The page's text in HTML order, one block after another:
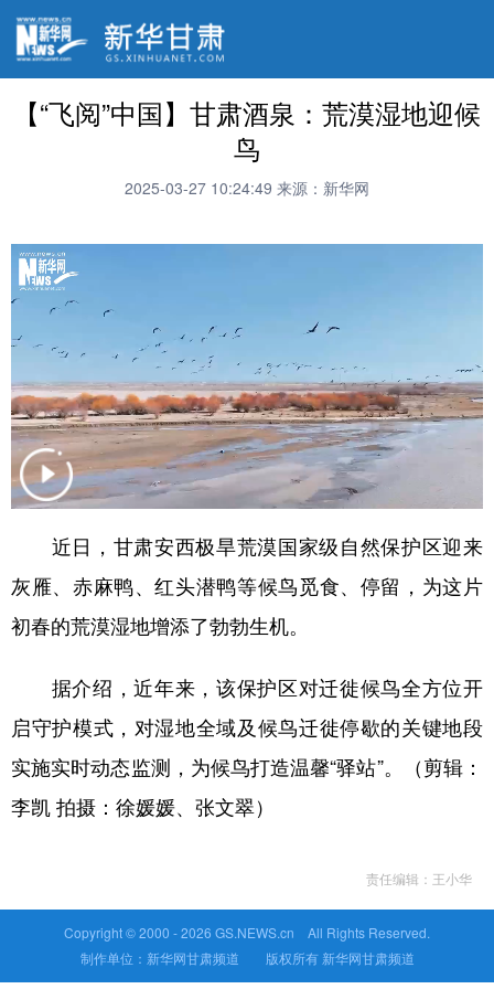
【“飞阅”中国】甘肃酒泉：荒漠湿地迎候
鸟
2025-03-27 10:24:49 来源：新华网
近日，甘肃安西极旱荒漠国家级自然保护区迎来
灰雁、赤麻鸭、红头潜鸭等候鸟觅食、停留，为这片
初春的荒漠湿地增添了勃勃生机。
据介绍，近年来，该保护区对迁徙候鸟全方位开
启守护模式，对湿地全域及候鸟迁徙停歇的关键地段
实施实时动态监测，为候鸟打造温馨“驿站”。（剪辑：
李凯 拍摄：徐媛媛、张文翠）
责任编辑：王小华
Copyright © 2000 -2026 GS.NEWS.cn All Rights Reserved.
制作单位：新华网甘肃频道 版权所有 新华网甘肃频道